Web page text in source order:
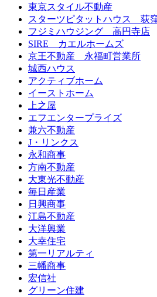
東京スタイル不動産
スターツピタットハウス 荻
フジミハウジング 高円寺店
SIRE カエルホームズ
京王不動産 永福町営業所
城西ハウス
アクティブホーム
イーストホーム
上之屋
エフエンタープライズ
兼六不動産
J・リンクス
永和商事
方南不動産
大東光不動産
毎日産業
日興商事
江島不動産
大洋興業
大幸住宅
第一リアルティ
三幡商事
宏信社
グリーン住建